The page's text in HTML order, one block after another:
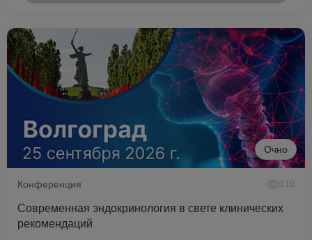
Очно
Конференция 810
Современная эндокринология в свете клинических
рекомендаций